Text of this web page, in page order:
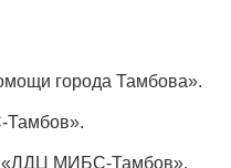
города Тамбова».
Тамбов».
«ЛДЦ МИБС-Тамбов».